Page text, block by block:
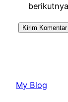
My Blog